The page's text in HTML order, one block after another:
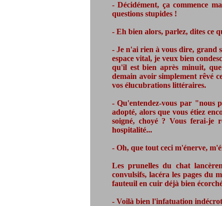
- Décidément, ça commence
questions stupides !
- Eh bien alors, parlez, dites ce
- Je n'ai rien à vous dire, grand
espace vital, je veux bien
qu'il est bien après minuit,
demain avoir simplement rêvé
vos élucubrations littéraires.
- Qu'entendez-vous par "nous
adopté, alors que vous étiez
soigné, choyé ? Vous ferai-je
hospitalité...
- Oh, que tout ceci m'énerve,
Les prunelles du chat
convulsifs, lacéra les pages du
fauteuil en cuir déjà bien
- Voilà bien l'infatuation